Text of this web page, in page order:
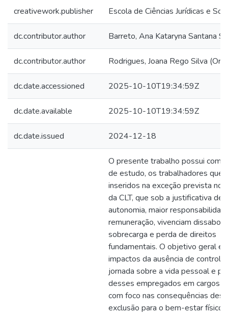
creativework.publisher Escola de Ciências Jurídicas e
dc.contributor.author Barreto, Ana Kataryna Santana Sá
dc.contributor.author Rodrigues, Joana Rego Silva
dc.date.accessioned 2025-10-10T19:34:59Z
dc.date.available 2025-10-10T19:34:59Z
dc.date.issued 2024-12-18
O presente trabalho possui
de estudo, os trabalhadores que
inseridos na exceção prevista no
da CLT, que sob a justificativa de
autonomia, maior
remuneração, vivenciam
sobrecarga e perda de direitos
fundamentais. O objetivo geral é
impactos da ausência de controle
jornada sobre a vida pessoal e
desses empregados em cargos
com foco nas consequências
exclusão para o bem-estar físico